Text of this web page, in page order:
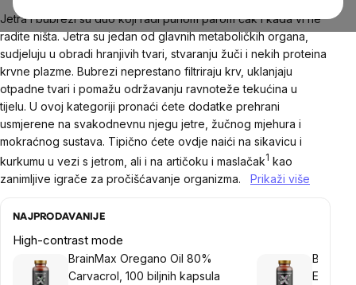
Jetra i bubrezi su duo koji radi punom parom čak i kada vi ne
radite ništa. Jetra su jedan od glavnih metaboličkih organa,
sudjeluju u obradi hranjivih tvari, stvaranju žuči i nekih proteina
krvne plazme. Bubrezi neprestano filtriraju krv, uklanjaju
otpadne tvari i pomažu održavanju ravnoteže tekućina u
tijelu. U ovoj kategoriji pronaći ćete dodatke prehrani
usmjerene na svakodnevnu njegu jetre, žučnog mjehura i
mokraćnog sustava. Tipično ćete ovdje naići na sikavicu i
kurkumu u vezi s jetrom, ali i na artičoku i maslačak1 kao
zanimljive igrače za pročišćavanje organizma.
Prikaži više
NAJPRODAVANIJE
High-contrast mode
BrainMax Oregano Oil 80%
Carvacrol, 100 biljnih kapsula